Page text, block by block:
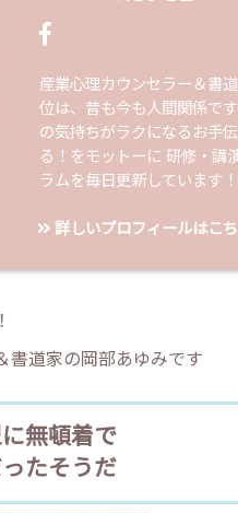
産業心理カウンセラー＆
位は、昔も今も人間関係で
の気持ちがラクになるお手
る！をモットーに 研修・講
ラムを毎日更新しています！
詳しいプロフィールはこ
書道家の岡部あゆみです
無頓着で
たそうだ